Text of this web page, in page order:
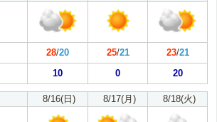
28/20 25/21 23/21
10 0 20
8/16(日) 8/17(月) 8/18(火)